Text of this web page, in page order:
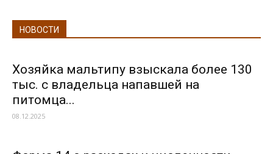
НОВОСТИ
Хозяйка мальтипу взыскала более 130
тыс. с владельца напавшей на
питомца...
08.12.2025